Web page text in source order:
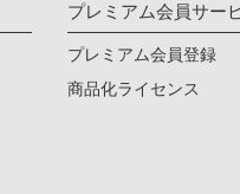
プレミアム会員サー
プレミアム会員登録
商品化ライセンス